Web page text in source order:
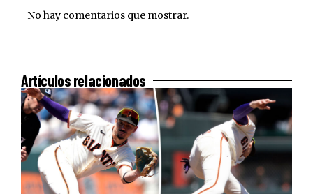
No hay comentarios que mostrar.
Artículos relacionados